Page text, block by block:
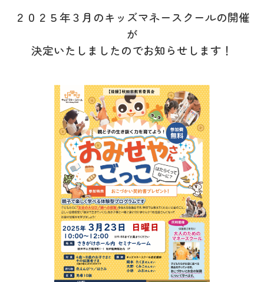
２０２５年３月のキッズマネースクールの開催
が
決定いたしましたのでお知らせします！